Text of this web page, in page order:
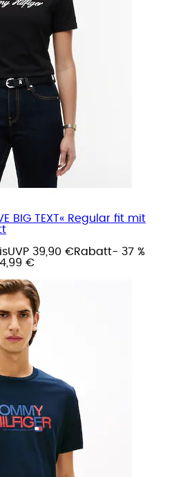
BIG TEXT« Regular fit mit
UVP 39,90 €Rabatt- 37 %
€